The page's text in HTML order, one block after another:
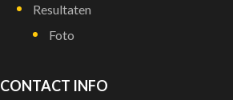
Resultaten
Foto
CONTACT INFO